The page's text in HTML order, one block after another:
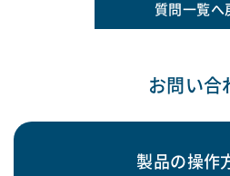
質問一覧へ
お問い合
製品の操作